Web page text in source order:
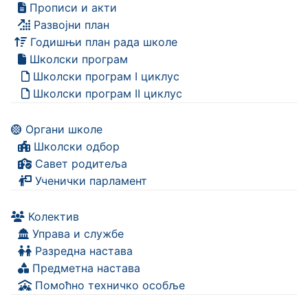
Прописи и акти
Развојни план
Годишњи план рада школе
Школски програм
Школски програм I циклус
Школски програм II циклус
Органи школе
Школски одбор
Савет родитеља
Ученички парламент
Колектив
Управа и службе
Разредна настава
Предметна настава
Помоћно техничко особље